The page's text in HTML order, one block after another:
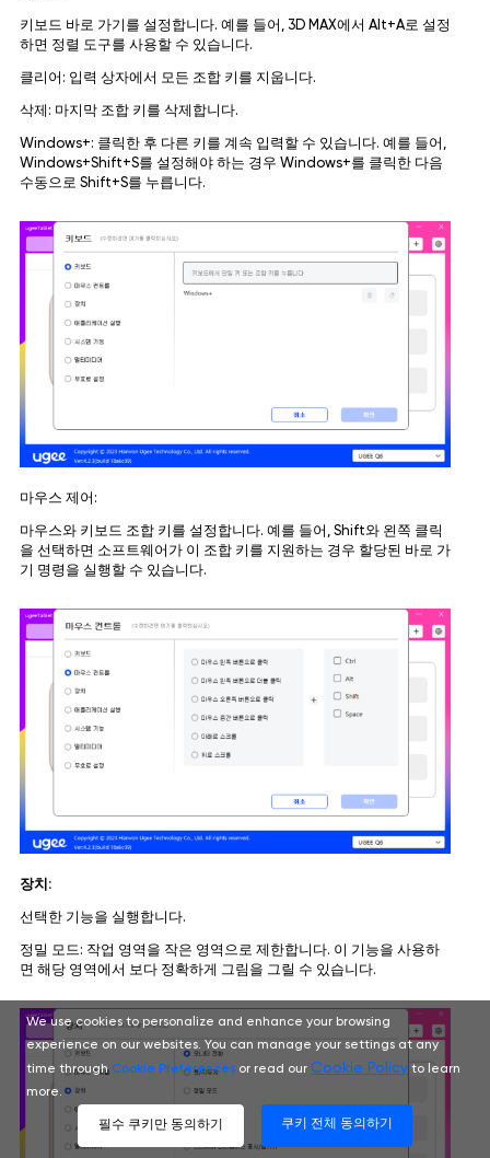
키보드 바로 가기를 설정합니다. 예를 들어, 3D MAX에서 Alt+A로 설정
하면 정렬 도구를 사용할 수 있습니다.
클리어: 입력 상자에서 모든 조합 키를 지웁니다.
삭제: 마지막 조합 키를 삭제합니다.
Windows+: 클릭한 후 다른 키를 계속 입력할 수 있습니다. 예를 들어,
Windows+Shift+S를 설정해야 하는 경우 Windows+를 클릭한 다음
수동으로 Shift+S를 누릅니다.
마우스 제어:
마우스와 키보드 조합 키를 설정합니다. 예를 들어, Shift와 왼쪽 클릭
을 선택하면 소프트웨어가 이 조합 키를 지원하는 경우 할당된 바로 가
기 명령을 실행할 수 있습니다.
장치:
선택한 기능을 실행합니다.
정밀 모드: 작업 영역을 작은 영역으로 제한합니다. 이 기능을 사용하
면 해당 영역에서 보다 정확하게 그림을 그릴 수 있습니다.
We use cookies to personalize and enhance your browsing
experience on our websites. You can manage your settings at any
time through Cookie Preferences or read our Cookie Policy to learn
more.
필수 쿠키만 동의하기 쿠키 전체 동의하기